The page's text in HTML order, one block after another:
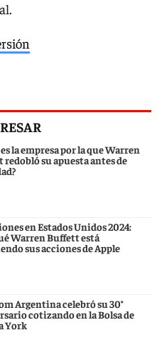
la empresa por la que Warren
redobló su apuesta antes de
en Estados Unidos 2024:
Warren Buffett está
sus acciones de Apple
Argentina celebró su 30°
cotizando en la Bolsa de
York